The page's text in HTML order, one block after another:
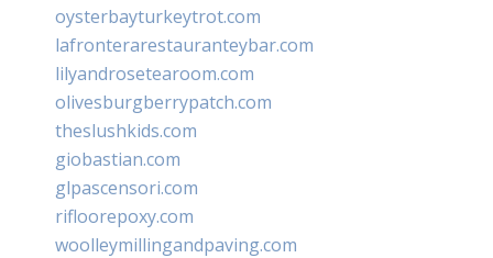
oysterbayturkeytrot.com
lafronterarestauranteybar.com
lilyandrosetearoom.com
olivesburgberrypatch.com
theslushkids.com
giobastian.com
glpascensori.com
rifloorepoxy.com
woolleymillingandpaving.com